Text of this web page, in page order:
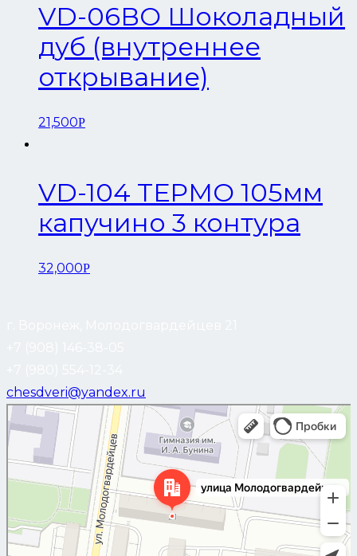
VD-06ВО Шоколадный
дуб (внутреннее
открывание)
21,500Р
VD-104 ТЕРМО 105мм
капучино 3 контура
32,000Р
chesdveri@yandex.ru
Воронеж
Улица Молодогвардейцев, 21 — Яндекс Карты